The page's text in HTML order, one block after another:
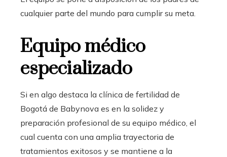
cualquier parte del mundo para cumplir su meta.
Equipo médico
especializado
Si en algo destaca la clínica de fertilidad de
Bogotá de Babynova es en la solidez y
preparación profesional de su equipo médico, el
cual cuenta con una amplia trayectoria de
tratamientos exitosos y se mantiene a la